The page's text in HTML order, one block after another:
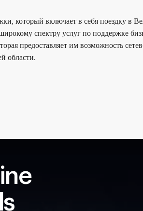
который включает в себя поездку в
спектру услуг по поддержке
предоставляет им возможность
области.